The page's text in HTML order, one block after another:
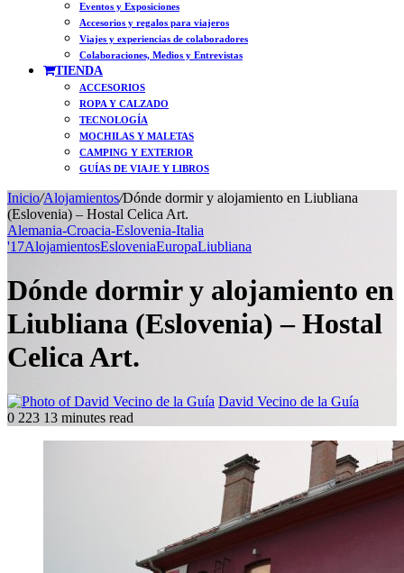
Eventos y Exposiciones
Accesorios y regalos para viajeros
Viajes y experiencias de colaboradores
Colaboraciones, Medios y Entrevistas
TIENDA
ACCESORIOS
ROPA Y CALZADO
TECNOLOGÍA
MOCHILAS Y MALETAS
CAMPING Y EXTERIOR
GUÍAS DE VIAJE Y LIBROS
Inicio/Alojamientos/Dónde dormir y alojamiento en Liubliana
(Eslovenia) – Hostal Celica Art.
Alemania-Croacia-Eslovenia-Italia
'17AlojamientosEsloveniaEuropaLiubliana
Dónde dormir y alojamiento en
Liubliana (Eslovenia) – Hostal
Celica Art.
David Vecino de la Guía
0 223 13 minutes read